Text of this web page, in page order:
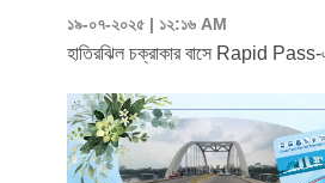
১৯-০৭-২০২৫ | ১২:১৬ AM
হাতিরঝিল চক্রাকার বাসে Rapid Pass-